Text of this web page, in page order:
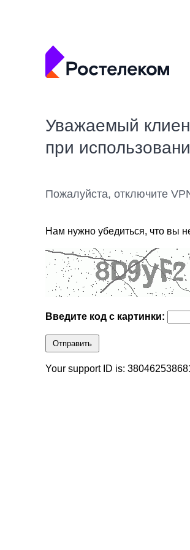
Уважаемый
при
Пожалуйста, отключите
Нам нужно убедиться, что вы
Введите код с картинки:
Отправить
Your support ID is: